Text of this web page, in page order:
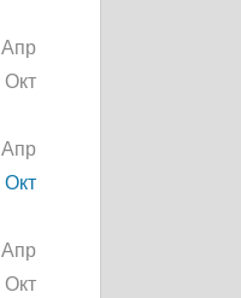
Апр
Окт
Апр
Окт
Апр
Окт